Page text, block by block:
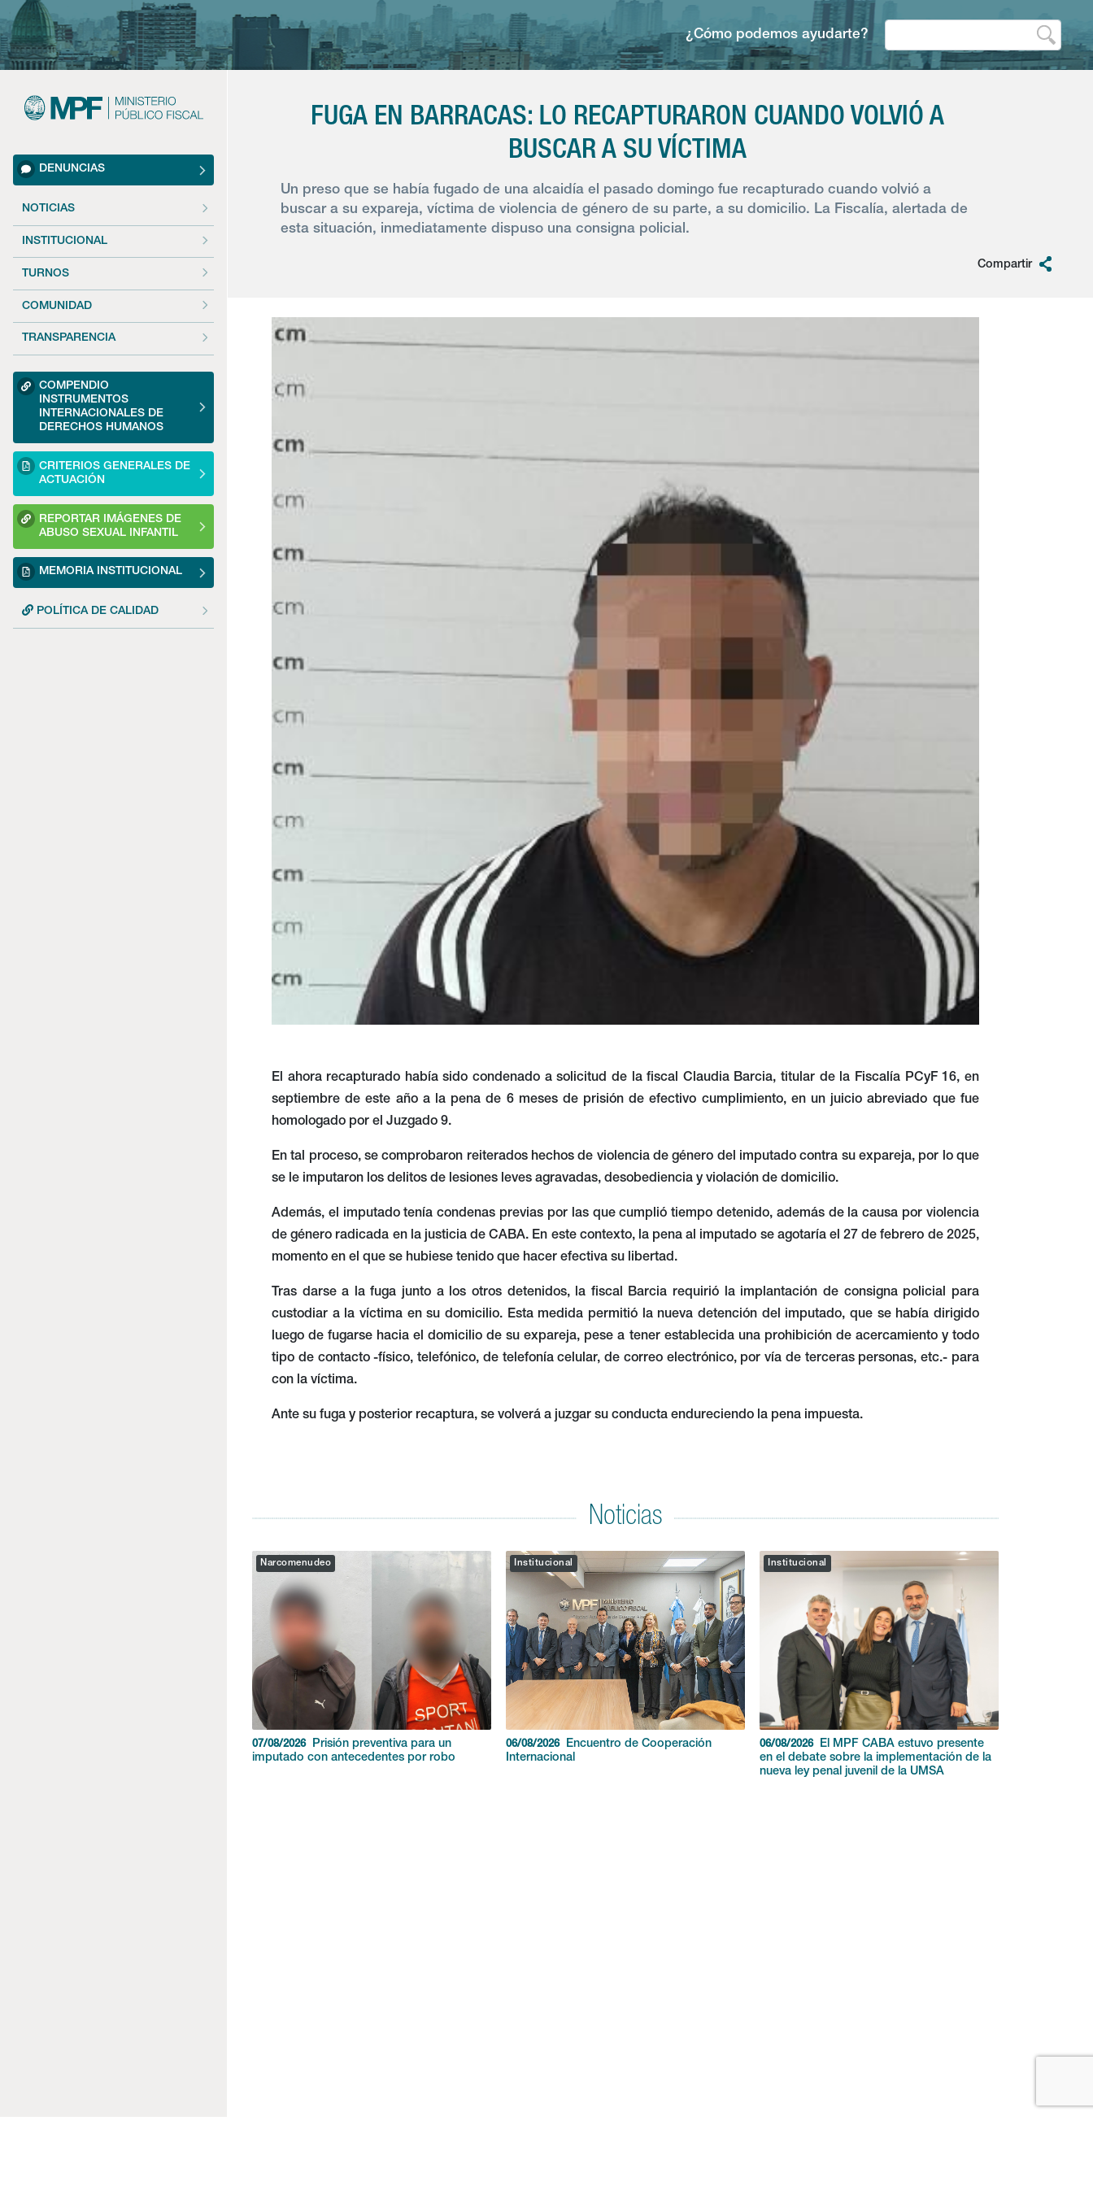
¿Cómo podemos ayudarte?
DENUNCIAS
NOTICIAS
INSTITUCIONAL
TURNOS
COMUNIDAD
TRANSPARENCIA
COMPENDIO
INSTRUMENTOS
INTERNACIONALES DE
DERECHOS HUMANOS
CRITERIOS GENERALES DE
ACTUACIÓN
REPORTAR IMÁGENES DE
ABUSO SEXUAL INFANTIL
MEMORIA INSTITUCIONAL
POLÍTICA DE CALIDAD
FUGA EN BARRACAS: LO RECAPTURARON CUANDO VOLVIÓ A
BUSCAR A SU VÍCTIMA
Un preso que se había fugado de una alcaidía el pasado domingo fue recapturado cuando volvió a
buscar a su expareja, víctima de violencia de género de su parte, a su domicilio. La Fiscalía, alertada de
esta situación, inmediatamente dispuso una consigna policial.
Compartir
El ahora recapturado había sido condenado a solicitud de la fiscal Claudia Barcia, titular de la Fiscalía PCyF 16, en
septiembre de este año a la pena de 6 meses de prisión de efectivo cumplimiento, en un juicio abreviado que fue
homologado por el Juzgado 9.
En tal proceso, se comprobaron reiterados hechos de violencia de género del imputado contra su expareja, por lo que
se le imputaron los delitos de lesiones leves agravadas, desobediencia y violación de domicilio.
Además, el imputado tenía condenas previas por las que cumplió tiempo detenido, además de la causa por violencia
de género radicada en la justicia de CABA. En este contexto, la pena al imputado se agotaría el 27 de febrero de 2025,
momento en el que se hubiese tenido que hacer efectiva su libertad.
Tras darse a la fuga junto a los otros detenidos, la fiscal Barcia requirió la implantación de consigna policial para
custodiar a la víctima en su domicilio. Esta medida permitió la nueva detención del imputado, que se había dirigido
luego de fugarse hacia el domicilio de su expareja, pese a tener establecida una prohibición de acercamiento y todo
tipo de contacto -físico, telefónico, de telefonía celular, de correo electrónico, por vía de terceras personas, etc.- para
con la víctima.
Ante su fuga y posterior recaptura, se volverá a juzgar su conducta endureciendo la pena impuesta.
Noticias
Narcomenudeo
07/08/2026
Prisión preventiva para un
imputado con antecedentes por robo
Institucional
06/08/2026
Encuentro de Cooperación
Internacional
Institucional
06/08/2026
El MPF CABA estuvo presente
en el debate sobre la implementación de la
nueva ley penal juvenil de la UMSA